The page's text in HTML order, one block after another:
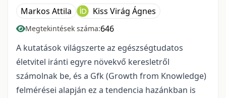
Markos Attila Kiss Virág Ágnes
Megtekintések száma:646
A kutatások világszerte az egészségtudatos
életvitel iránti egyre növekvő keresletről
számolnak be, és a Gfk (Growth from Knowledge)
felmérései alapján ez a tendencia hazánkban is